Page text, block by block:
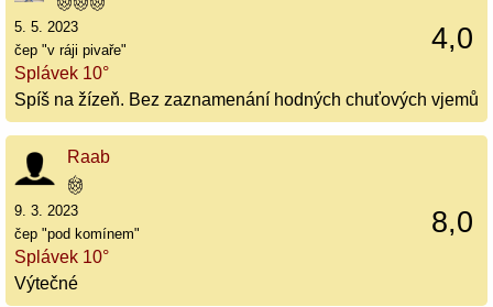
4,0
5. 5. 2023
čep "v ráji pivaře"
Splávek 10°
Spíš na žízeň. Bez zaznamenání hodných chuťových vjemů
Raab
8,0
9. 3. 2023
čep "pod komínem"
Splávek 10°
Výtečné